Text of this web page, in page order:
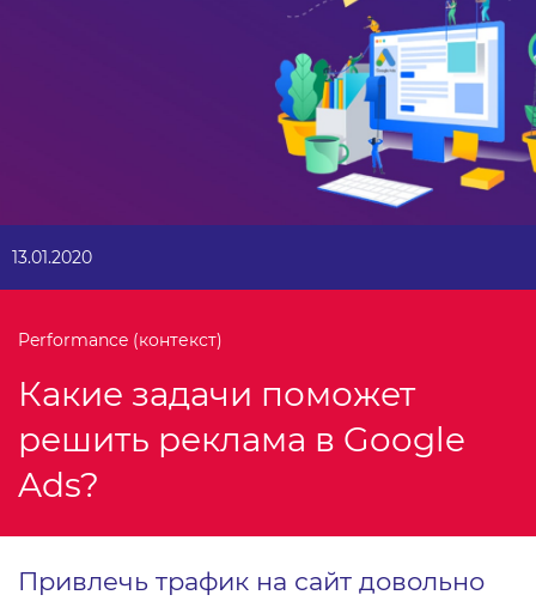
13.01.2020
Performance (контекст)
Какие задачи поможет
решить реклама в Google
Ads?
Привлечь трафик на сайт довольно